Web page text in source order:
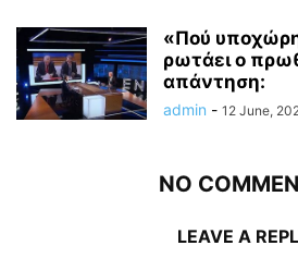
«Πού
ρωτάει ο
απάντηση:
admin - 12 June,
NO
LEAVE A